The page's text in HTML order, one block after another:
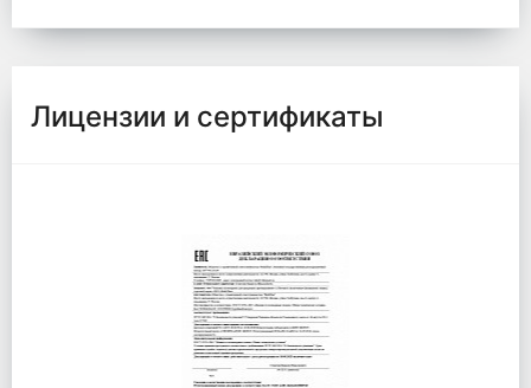
Лицензии и сертификаты